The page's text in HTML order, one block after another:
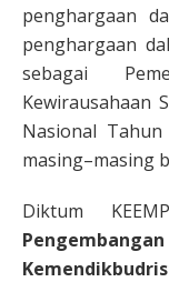
penghargaan
penghargaan
sebagai
Kewirausahaan
Nasional
masing–masing
Diktum